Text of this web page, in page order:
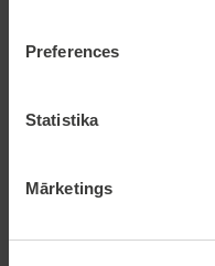
Preferences
Statistika
Mārketings
Olaines novada
Tālruņi: 66954899,